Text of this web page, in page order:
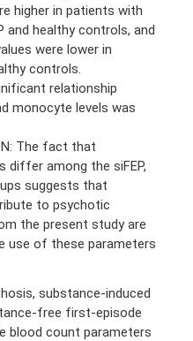
higher in patients with
and healthy controls, and
were lower in
controls.
relationship
monocyte levels was
The fact that
differ among the siFEP,
suggests that
to psychotic
the present study are
of these parameters
substance-induced
free first-episode
blood count parameters